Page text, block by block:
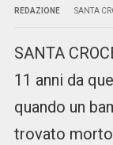
REDAZIONE SANTA
SANTA
11 anni da
quando un
trovato morto